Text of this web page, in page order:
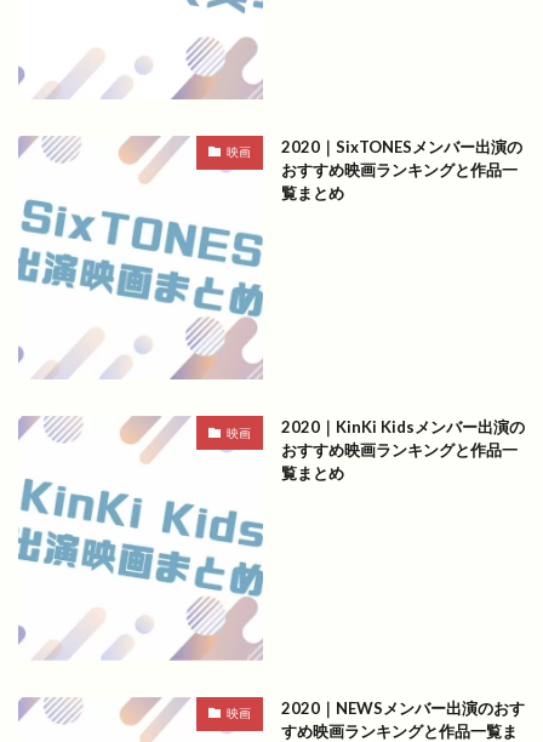
映画
2020｜SixTONESメンバー出演の
おすすめ映画ランキングと作品一
覧まとめ
映画
2020｜KinKi Kidsメンバー出演の
おすすめ映画ランキングと作品一
覧まとめ
映画
2020｜NEWSメンバー出演のおす
すめ映画ランキングと作品一覧ま